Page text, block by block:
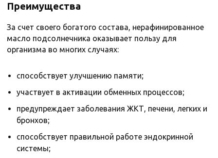
Преимущества
За счет своего богатого состава, нерафинированное
масло подсолнечника оказывает пользу для
организма во многих случаях:
способствует улучшению памяти;
участвует в активации обменных процессов;
предупреждает заболевания ЖКТ, печени, легких и
бронхов;
способствует правильной работе эндокринной
системы;